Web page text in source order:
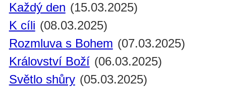
Každý den (15.03.2025)
K cíli (08.03.2025)
Rozmluva s Bohem (07.03.2025)
Království Boží (06.03.2025)
Světlo shůry (05.03.2025)